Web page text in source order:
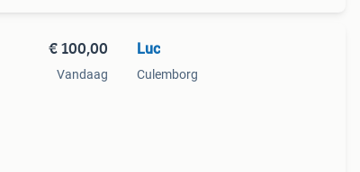
€ 100,00
Vandaag
Luc
Culemborg